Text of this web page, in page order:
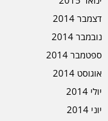
דצמבר 2014
נובמבר 2014
ספטמבר 2014
אוגוסט 2014
יולי 2014
יוני 2014